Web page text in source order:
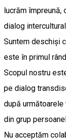
lucrăm împreună,
dialog
Suntem deschiși
este în primul
Scopul nostru
pe dialog
după următoarele
din grup
Nu acceptăm